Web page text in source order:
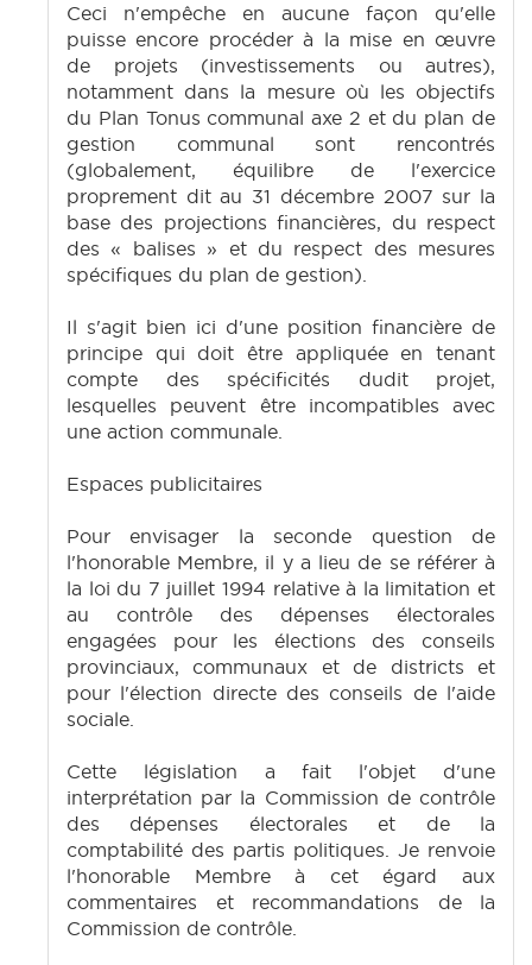
Ceci n'empêche en aucune façon qu'elle
puisse encore procéder à la mise en œuvre
de projets (investissements ou autres),
notamment dans la mesure où les objectifs
du Plan Tonus communal axe 2 et du plan de
gestion communal sont rencontrés
(globalement, équilibre de l'exercice
proprement dit au 31 décembre 2007 sur la
base des projections financières, du respect
des « balises » et du respect des mesures
spécifiques du plan de gestion).
Il s'agit bien ici d'une position financière de
principe qui doit être appliquée en tenant
compte des spécificités dudit projet,
lesquelles peuvent être incompatibles avec
une action communale.
Espaces publicitaires
Pour envisager la seconde question de
l'honorable Membre, il y a lieu de se référer à
la loi du 7 juillet 1994 relative à la limitation et
au contrôle des dépenses électorales
engagées pour les élections des conseils
provinciaux, communaux et de districts et
pour l'élection directe des conseils de l'aide
sociale.
Cette législation a fait l'objet d'une
interprétation par la Commission de contrôle
des dépenses électorales et de la
comptabilité des partis politiques. Je renvoie
l'honorable Membre à cet égard aux
commentaires et recommandations de la
Commission de contrôle.